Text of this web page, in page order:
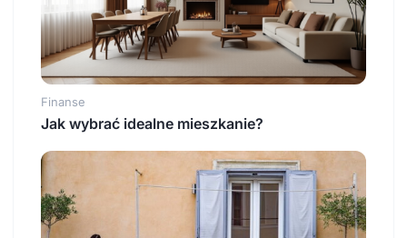
Finanse
Jak wybrać idealne mieszkanie?